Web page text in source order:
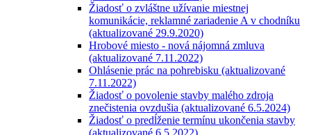
Žiadosť o zvláštne užívanie miestnej
komunikácie, reklamné zariadenie A v chodníku
(aktualizované 29.9.2020)
Hrobové miesto - nová nájomná zmluva
(aktualizované 7.11.2022)
Ohlásenie prác na pohrebisku (aktualizované
7.11.2022)
Žiadosť o povolenie stavby malého zdroja
znečistenia ovzdušia (aktualizované 6.5.2024)
Žiadosť o predĺženie termínu ukončenia stavby
(aktualizované 6.5.2022)